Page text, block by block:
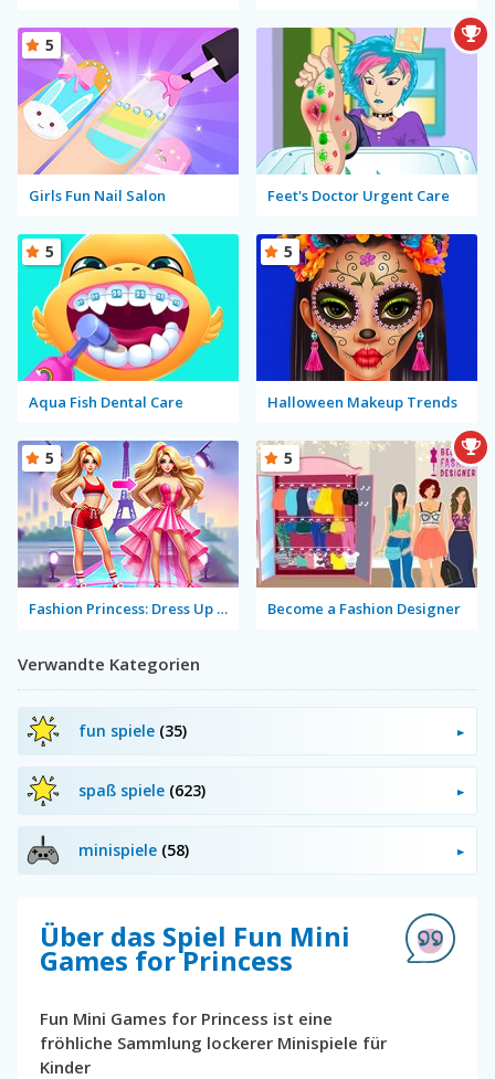
Girls Fun Nail Salon
5
Feet's Doctor Urgent Care
Aqua Fish Dental Care
5
Halloween Makeup Trends
5
Fashion Princess: Dress Up for Girls
5
Become a Fashion Designer
5
Verwandte Kategorien
fun spiele (35)
spaß spiele (623)
minispiele (58)
Über das Spiel Fun Mini
Games for Princess
Fun Mini Games for Princess ist eine
fröhliche Sammlung lockerer Minispiele für
Kinder